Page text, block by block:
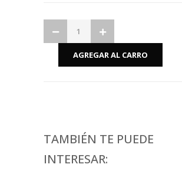
TAMBIÉN TE PUEDE
INTERESAR: